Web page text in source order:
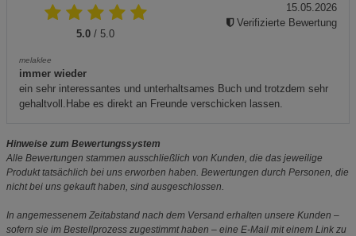
5.0 / 5.0
melaklee
immer wieder
ein sehr interessantes und unterhaltsames Buch und trotzdem sehr
gehaltvoll.Habe es direkt an Freunde verschicken lassen.
15.05.2026
Verifizierte Bewertung
Hinweise zum Bewertungssystem
Alle Bewertungen stammen ausschließlich von Kunden, die das jeweilige
Produkt tatsächlich bei uns erworben haben. Bewertungen durch Personen, die
nicht bei uns gekauft haben, sind ausgeschlossen.
In angemessenem Zeitabstand nach dem Versand erhalten unsere Kunden –
sofern sie im Bestellprozess zugestimmt haben – eine E-Mail mit einem Link zu